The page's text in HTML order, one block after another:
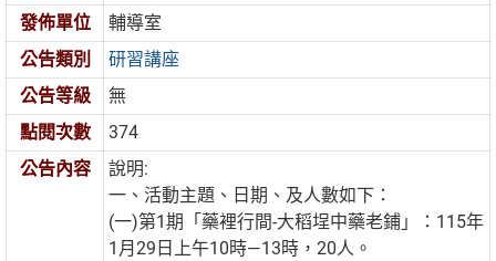
發佈單位
輔導室
公告類別
研習講座
公告等級
無
點閱次數
374
公告內容
說明:
一、活動主題、日期、及人數如下：
(一)第1期「藥裡行間-大稻埕中藥老鋪」：115年
1月29日上午10時—13時，20人。